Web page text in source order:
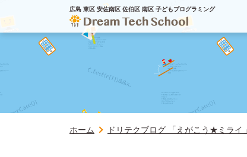
広島 東区 安佐南区 佐伯区 南区 子どもプログラミング
ホーム ドリテクブログ 「えがこう★ミライ」